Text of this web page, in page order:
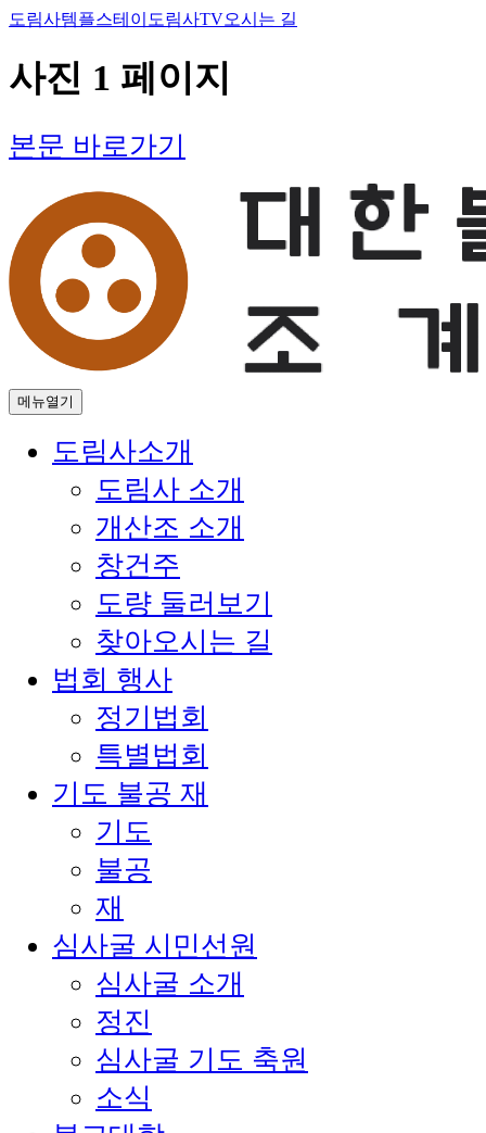
도림사템플스테이 도림사TV오시는 길
사진 1 페이지
본문 바로가기
메뉴열기
도림사소개
도림사 소개
개산조 소개
창건주
도량 둘러보기
찾아오시는 길
법회 행사
정기법회
특별법회
기도 불공 재
기도
불공
재
심사굴 시민선원
심사굴 소개
정진
심사굴 기도 축원
소식